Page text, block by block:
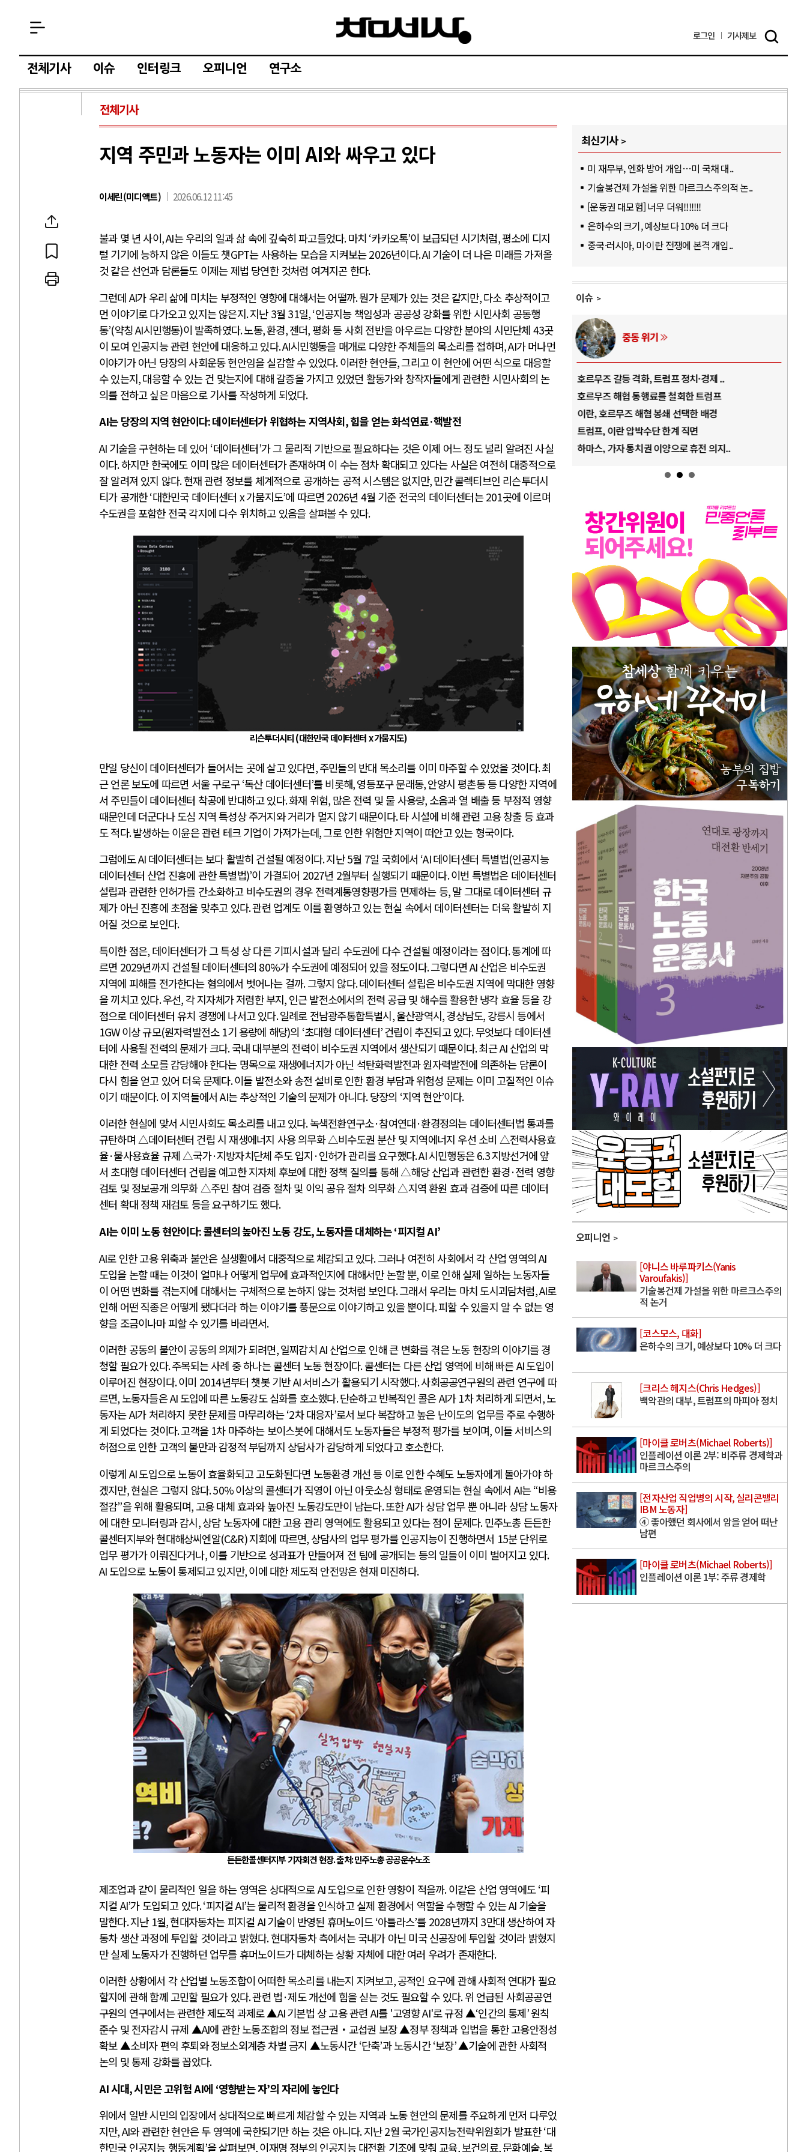
로그인 기사제보
전체기사 이슈 인터링크 오피니언 연구소
전체기사
지역 주민과 노동자는 이미 AI와 싸우고 있다
이세린(미디액트) 2026.06.12 11:45
불과 몇 년 사이, AI는 우리의 일과 삶 속에 깊숙히 파고들었다.마치 ‘카카오톡’이 보급되던 시기처럼,평소에 디지
털 기기에 능하지 않은 이들도 챗GPT는 사용하는 모습을 지켜보는2026년이다. AI 기술이 더 나은 미래를 가져올
것 같은 선언과 담론들도 이제는 제법 당연한 것처럼 여겨지곤 한다.
그런데 AI가 우리 삶에 미치는 부정적인 영향에 대해서는 어떨까.뭔가 문제가 있는 것은 같지만,다소 추상적이고
먼 이야기로 다가오고 있지는 않은지.지난 3월 31일, ‘인공지능 책임성과 공공성 강화를 위한 시민사회 공동행
동’(약칭AI시민행동)이 발족하였다.노동,환경,젠더, 평화 등 사회 전반을 아우르는 다양한 분야의 시민단체 43곳
이 모여 인공지능 관련 현안에 대응하고 있다. AI시민행동을 매개로 다양한 주체들의 목소리를 접하며, AI가 머나먼
이야기가 아닌 당장의 사회운동 현안임을 실감할 수 있었다.이러한 현안들,그리고 이 현안에 어떤 식으로 대응할
수 있는지,대응할 수 있는 건 맞는지에 대해 갈증을 가지고 있었던 활동가와 창작자들에게 관련한 시민사회의 논
의를 전하고 싶은 마음으로 기사를 작성하게 되었다.
AI는 당장의 지역 현안이다:데이터센터가 위협하는 지역사회,힘을 얻는 화석연료·핵발전
AI 기술을 구현하는 데 있어 ‘데이터센터’가 그 물리적 기반으로 필요하다는 것은 이제 어느 정도 널리 알려진 사실
이다.하지만 한국에도 이미 많은 데이터센터가 존재하며 이 수는 점차 확대되고 있다는 사실은 여전히 대중적으로
잘 알려져 있지 않다.현재 관련 정보를 체계적으로 공개하는 공적 시스템은 없지만,민간 콜렉티브인 리슨투더시
티가 공개한‘대한민국 데이터센터 x가뭄지도’에 따르면 2026년 4월 기준 전국의 데이터센터는201곳에 이르며
수도권을 포함한 전국 각지에 다수 위치하고 있음을 살펴볼 수 있다.
리슨투더시티(대한민국 데이터센터x가뭄지도)
만일 당신이 데이터센터가 들어서는 곳에 살고 있다면,주민들의 반대 목소리를 이미 마주할 수 있었을 것이다.최
근 언론 보도에 따르면 서울 구로구‘독산 데이터센터’를 비롯해,영등포구 문래동,안양시 평촌동 등 다양한 지역에
서 주민들이 데이터센터 착공에 반대하고 있다.화재 위험, 많은 전력 및 물 사용량, 소음과 열 배출 등 부정적 영향
때문인데 더군다나 도심 지역 특성상 주거지와 거리가 멀지 않기 때문이다.타 시설에 비해 관련 고용 창출 등 효과
도 적다.발생하는 이윤은 관련 테크 기업이 가져가는데,그로 인한 위험만 지역이 떠안고 있는 형국이다.
그럼에도AI 데이터센터는 보다 활발히 건설될 예정이다.지난5월 7일 국회에서 ‘AI데이터센터 특별법(인공지능
데이터센터 산업 진흥에 관한 특별법)’이 가결되어 2027년 2월부터 실행되기 때문이다.이번 특별법은 데이터센터
설립과 관련한 인허가를 간소화하고 비수도권의 경우 전력계통영향평가를 면제하는 등,말 그대로 데이터센터 규
제가 아닌 진흥에 초점을 맞추고 있다.관련 업계도 이를 환영하고 있는 현실 속에서 데이터센터는 더욱 활발히 지
어질 것으로 보인다.
특이한 점은, 데이터센터가 그 특성 상 다른 기피시설과 달리 수도권에 다수 건설될 예정이라는 점이다.통계에 따
르면 2029년까지 건설될 데이터센터의 80%가 수도권에 예정되어 있을 정도이다.그렇다면AI 산업은 비수도권
지역에 피해를 전가한다는 혐의에서 벗어나는 걸까.그렇지 않다.데이터센터 설립은 비수도권 지역에 막대한 영향
을 끼치고 있다.우선, 각 지자체가 저렴한 부지, 인근 발전소에서의 전력 공급 및 해수를 활용한 냉각 효율 등을 강
점으로 데이터센터 유치 경쟁에 나서고 있다.일례로 전남광주통합특별시,울산광역시,경상남도, 강릉시 등에서
1GW이상 규모(원자력발전소 1기 용량에 해당)의 ‘초대형 데이터센터’건립이 추진되고 있다.무엇보다 데이터센
터에 사용될 전력의 문제가 크다.국내 대부분의 전력이 비수도권 지역에서 생산되기 때문이다.최근AI 산업의 막
대한 전력 소모를 감당해야 한다는 명목으로 재생에너지가 아닌 석탄화력발전과 원자력발전에 의존하는 담론이
다시 힘을 얻고 있어 더욱 문제다.이들 발전소와 송전 설비로 인한 환경 부담과 위험성 문제는 이미 고질적인 이슈
이기 때문이다.이 지역들에서AI는 추상적인 기술의 문제가 아니다.당장의 ‘지역 현안’이다.
이러한 현실에 맞서 시민사회도 목소리를 내고 있다.녹색전환연구소·참여연대·환경정의는 데이터센터법 통과를
규탄하며 △데이터센터 건립 시 재생에너지 사용 의무화 △비수도권 분산 및 지역에너지 우선 소비 △전력사용효
율·물사용효율 규제 △국가·지방자치단체 주도 입지 ·인허가 관리를 요구했다. AI시민행동은6.3지방선거에 앞
서 초대형 데이터센터 건립을 예고한 지자체 후보에 대한 정책 질의를 통해 △해당 산업과 관련한 환경·전력 영향
검토 및 정보공개 의무화 △주민 참여 검증 절차 및 이익 공유 절차 의무화 △지역 환원 효과 검증에 따른 데이터
센터 확대 정책 재검토 등을 요구하기도 했다.
AI는 이미 노동 현안이다:콜센터의 높아진 노동 강도,노동자를 대체하는‘피지컬AI’
AI로 인한 고용 위축과 불안은 실생활에서 대중적으로 체감되고 있다.그러나 여전히 사회에서 각 산업 영역의AI
도입을 논할 때는 이것이 얼마나 어떻게 업무에 효과적인지에 대해서만 논할 뿐, 이로 인해 실제 일하는 노동자들
이 어떤 변화를 겪는지에 대해서는 구체적으로 논하지 않는 것처럼 보인다.그래서 우리는 마치 도시괴담처럼, AI로
인해 어떤 직종은 어떻게 됐다더라 하는 이야기를 풍문으로 이야기하고 있을 뿐이다.피할 수 있을지 알 수 없는 영
향을 조금이나마 피할 수 있기를 바라면서.
이러한 공동의 불안이 공동의 의제가 되려면,일찌감치AI 산업으로 인해 큰 변화를 겪은 노동 현장의 이야기를 경
청할 필요가 있다.주목되는 사례 중 하나는 콜센터 노동 현장이다.콜센터는 다른 산업 영역에 비해 빠른AI도입이
이루어진 현장이다.이미 2014년부터 챗봇 기반AI서비스가 활용되기 시작했다.사회공공연구원의 관련 연구에 따
르면, 노동자들은AI 도입에 따른 노동강도 심화를 호소했다.단순하고 반복적인 콜은AI가 1차 처리하게 되면서,노
동자는AI가 처리하지 못한 문제를 마무리하는‘2차 대응자’로서 보다 복잡하고 높은 난이도의 업무를 주로 수행하
게 되었다는 것이다.고객을 1차 마주하는 보이스봇에 대해서도 노동자들은 부정적 평가를 보이며, 이들 서비스의
허점으로 인한 고객의 불만과 감정적 부담까지 상담사가 감당하게 되었다고 호소한다.
이렇게 AI도입으로 노동이 효율화되고 고도화된다면 노동환경 개선 등 이로 인한 수혜도 노동자에게 돌아가야 하
겠지만,현실은 그렇지 않다. 50%이상의 콜센터가 직영이 아닌 아웃소싱 형태로 운영되는 현실 속에서 AI는“비용
절감”을 위해 활용되며, 고용 대체 효과와 높아진 노동강도만이 남는다.또한AI가 상담 업무 뿐 아니라 상담 노동자
에 대한 모니터링과 감시,상담 노동자에 대한 고용 관리 영역에도 활용되고 있다는 점이 문제다.민주노총 든든한
콜센터지부와 현대해상씨엔알(C&R)지회에 따르면, 상담사의 업무 평가를 인공지능이 진행하면서 15분 단위로
업무 평가가 이뤄진다거나,이를 기반으로 성과표가 만들어져 전 팀에 공개되는 등의 일들이 이미 벌어지고 있다.
AI 도입으로 노동이 통제되고 있지만,이에 대한 제도적 안전망은 현재 미진하다.
든든한콜센터지부 기자회견 현장.출처:민주노총 공공운수노조
제조업과 같이 물리적인 일을 하는 영역은 상대적으로AI도입으로 인한 영향이 적을까.이같은 산업 영역에도‘피
지컬 AI’가 도입되고 있다. ‘피지컬AI’는 물리적 환경을 인식하고 실제 환경에서 역할을 수행할 수 있는AI 기술을
말한다.지난 1월,현대자동차는 피지컬 AI기술이 반영된 휴머노이드‘아틀라스’를 2028년까지 3만대 생산하여 자
동차 생산 과정에 투입할 것이라고 밝혔다.현대자동차 측에서는 국내가 아닌 미국 신공장에 투입할 것이라 밝혔지
만 실제 노동자가 진행하던 업무를 휴머노이드가 대체하는 상황 자체에 대한 여러 우려가 존재한다.
이러한 상황에서 각 산업별 노동조합이 어떠한 목소리를 내는지 지켜보고,공적인 요구에 관해 사회적 연대가 필요
할지에 관해 함께 고민할 필요가 있다.관련 법 ·제도 개선에 힘을 싣는 것도 필요할 수 있다.위 언급된 사회공공연
구원의 연구에서는 관련한 제도적 과제로 ▲AI기본법 상 고용 관련AI를 '고영향AI'로 규정 ▲‘인간의 통제’원칙
준수 및 전자감시 규제 ▲AI에 관한 노동조합의 정보 접근권‧교섭권 보장 ▲정부 정책과 입법을 통한 고용안정성
확보 ▲소비자 편익 후퇴와 정보소외계층 차별 금지 ▲노동시간 ‘단축’과 노동시간‘보장’▲기술에 관한 사회적
논의 및 통제 강화를 꼽았다.
AI시대,시민은 고위험AI에 ‘영향받는 자’의 자리에 놓인다
위에서 일반 시민의 입장에서 상대적으로 빠르게 체감할 수 있는 지역과 노동 현안의 문제를 주요하게 먼저 다루었
지만, AI와 관련한 현안은 두 영역에 국한되기만 하는 것은 아니다.지난2월 국가인공지능전략위원회가 발표한‘대
한민국 인공지능 행동계획’을 살펴보면,이재명 정부의 인공지능 대전환 기조에 맞춰 교육,보건의료,문화예술,복
최신기사
미 재무부, 엔화 방어 개입…미 국채 대..
기술봉건제 가설을 위한 마르크스주의적 논..
[운동권 대모험] 너무 더워!!!!!!!
은하수의 크기, 예상보다 10% 더 크다
중국·러시아, 미·이란 전쟁에 본격 개입..
이슈
AI와 인간
중국 AI, 저가 공세로 글로벌 토큰 시..
AI 국부펀드 구상 놓고 미국 진보진영 ..
AI 데이터센터 반대 투쟁은 새로운 글로..
AI의 숨은 환경 비용: 데이터센터 확산..
AI는 어떻게 미국 민주주의를 잠식하고 ..
러시아-우크라이나 전쟁
전쟁의 추상화: 우크라이나, 대리전의 역..
나토, 우크라 군사지원 2027년까지 공..
우크라이나, 덴마크, 에스토니아, 네덜란..
러·우크라, 대규모 공습 주고받아…민간 ..
중동 위기
호르무즈 갈등 격화, 트럼프 정치·경제 ..
호르무즈 해협 통행료를 철회한 트럼프
이란, 호르무즈 해협 봉쇄 선택한 배경
트럼프, 이란 압박수단 한계 직면
하마스, 가자 통치권 이양으로 휴전 의지..
오피니언
[야니스 바루파키스(Yanis
Varoufakis)]
기술봉건제 가설을 위한 마르크스주의
적 논거
[코스모스, 대화]
은하수의 크기, 예상보다 10% 더 크다
[크리스 헤지스(Chris Hedges)]
백악관의 대부, 트럼프의 마피아 정치
[마이클 로버츠(Michael Roberts)]
인플레이션 이론 2부: 비주류 경제학과
마르크스주의
[전자산업 직업병의 시작, 실리콘밸리
IBM 노동자]
④ 좋아했던 회사에서 암을 얻어 떠난
남편
[마이클 로버츠(Michael Roberts)]
인플레이션 이론 1부: 주류 경제학